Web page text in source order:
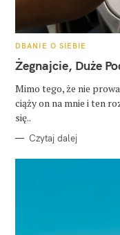
K
T
E
O
R
I
DBANIE O SIEBIE
Żegnajcie, Duże
Mimo tego, że nie
ciąży on na mnie i ten
się..
Czytaj dalej